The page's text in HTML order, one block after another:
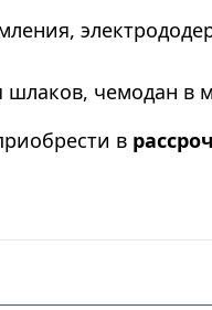
чемодан в
в